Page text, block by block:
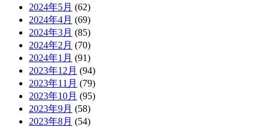
2024年5月 (62)
2024年4月 (69)
2024年3月 (85)
2024年2月 (70)
2024年1月 (91)
2023年12月 (94)
2023年11月 (79)
2023年10月 (95)
2023年9月 (58)
2023年8月 (54)